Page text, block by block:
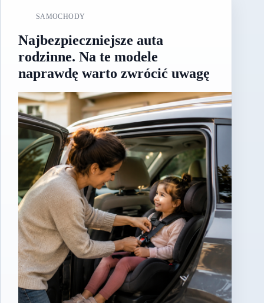
SAMOCHODY
Najbezpieczniejsze auta
rodzinne. Na te modele
naprawdę warto zwrócić uwagę